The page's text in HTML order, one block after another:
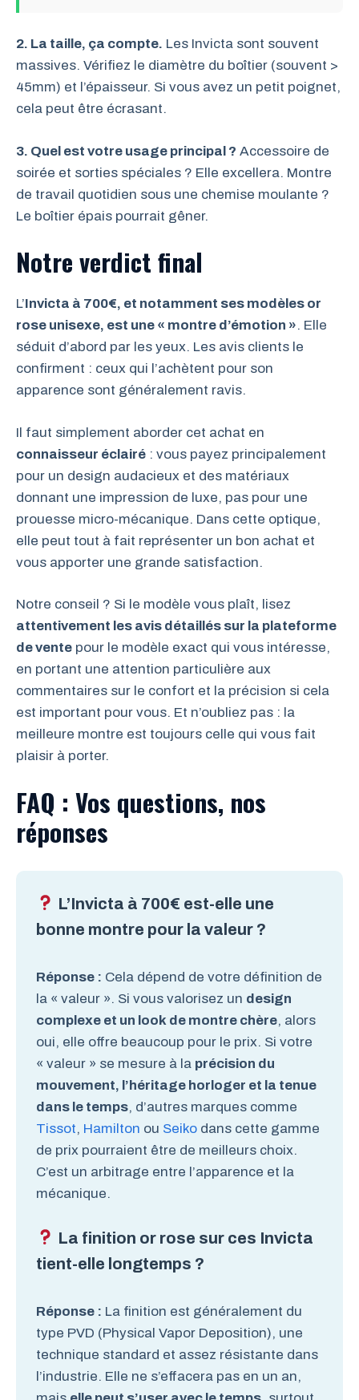
2. La taille, ça compte. Les Invicta sont souvent
massives. Vérifiez le diamètre du boîtier (souvent >
45mm) et l’épaisseur. Si vous avez un petit poignet,
cela peut être écrasant.
3. Quel est votre usage principal ? Accessoire de
soirée et sorties spéciales ? Elle excellera. Montre
de travail quotidien sous une chemise moulante ?
Le boîtier épais pourrait gêner.
Notre verdict final
L’Invicta à 700€, et notamment ses modèles or
rose unisexe, est une « montre d’émotion ». Elle
séduit d’abord par les yeux. Les avis clients le
confirment : ceux qui l’achètent pour son
apparence sont généralement ravis.
Il faut simplement aborder cet achat en
connaisseur éclairé : vous payez principalement
pour un design audacieux et des matériaux
donnant une impression de luxe, pas pour une
prouesse micro-mécanique. Dans cette optique,
elle peut tout à fait représenter un bon achat et
vous apporter une grande satisfaction.
Notre conseil ? Si le modèle vous plaît, lisez
attentivement les avis détaillés sur la plateforme
de vente pour le modèle exact qui vous intéresse,
en portant une attention particulière aux
commentaires sur le confort et la précision si cela
est important pour vous. Et n’oubliez pas : la
meilleure montre est toujours celle qui vous fait
plaisir à porter.
FAQ : Vos questions, nos
réponses
L’Invicta à 700€ est-elle une
bonne montre pour la valeur ?
Réponse : Cela dépend de votre définition de
la « valeur ». Si vous valorisez un design
complexe et un look de montre chère, alors
oui, elle offre beaucoup pour le prix. Si votre
« valeur » se mesure à la précision du
mouvement, l’héritage horloger et la tenue
dans le temps, d’autres marques comme
Tissot, Hamilton ou Seiko dans cette gamme
de prix pourraient être de meilleurs choix.
C’est un arbitrage entre l’apparence et la
mécanique.
La finition or rose sur ces Invicta
tient-elle longtemps ?
Réponse : La finition est généralement du
type PVD (Physical Vapor Deposition), une
technique standard et assez résistante dans
l’industrie. Elle ne s’effacera pas en un an,